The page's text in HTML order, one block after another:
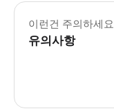
이런건 주의하세요
유의사항